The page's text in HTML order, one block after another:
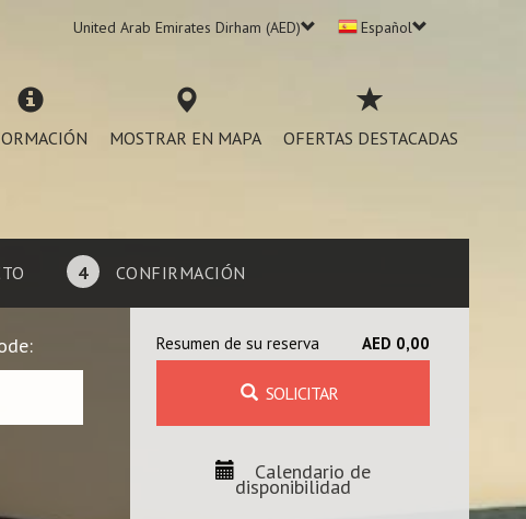
United Arab Emirates Dirham (AED) Español
MOSTRAR EN MAPA OFERTAS DESTACADAS
4 CONFIRMACIÓN
Resumen de su reserva AED 0,00
SOLICITAR
Calendario de
disponibilidad